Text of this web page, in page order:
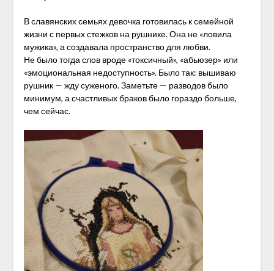
В славянских семьях девочка готовилась к семейной
жизни с первых стежков на рушнике. Она не «ловила
мужика», а создавала пространство для любви.
Не было тогда слов вроде «токсичный», «абьюзер» или
«эмоциональная недоступность». Было так: вышиваю
рушник — жду суженого. Заметьте — разводов было
минимум, а счастливых браков было гораздо больше,
чем сейчас.